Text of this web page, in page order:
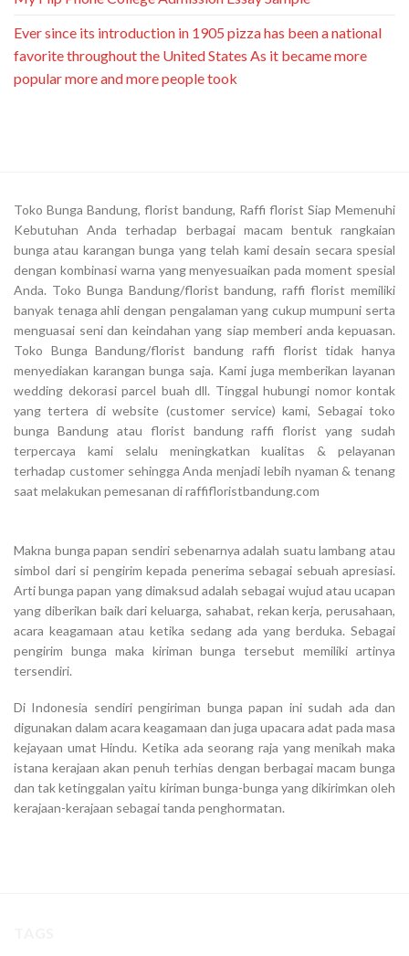
Ever since its introduction in 1905 pizza has been a national
favorite throughout the United States As it became more
popular more and more people took
Toko Bunga Bandung, florist bandung, Raffi florist Siap Memenuhi
Kebutuhan Anda terhadap berbagai macam bentuk rangkaian
bunga atau karangan bunga yang telah kami desain secara spesial
dengan kombinasi warna yang menyesuaikan pada moment spesial
Anda. Toko Bunga Bandung/florist bandung, raffi florist memiliki
banyak tenaga ahli dengan pengalaman yang cukup mumpuni serta
menguasai seni dan keindahan yang siap memberi anda kepuasan.
Toko Bunga Bandung/florist bandung raffi florist tidak hanya
menyediakan karangan bunga saja. Kami juga memberikan layanan
wedding dekorasi parcel buah dll. Tinggal hubungi nomor kontak
yang tertera di website (customer service) kami, Sebagai toko
bunga Bandung atau florist bandung raffi florist yang sudah
terpercaya kami selalu meningkatkan kualitas & pelayanan
terhadap customer sehingga Anda menjadi lebih nyaman & tenang
saat melakukan pemesanan di raffifloristbandung.com
Makna bunga papan sendiri sebenarnya adalah suatu lambang atau
simbol dari si pengirim kepada penerima sebagai sebuah apresiasi.
Arti bunga papan yang dimaksud adalah sebagai wujud atau ucapan
yang diberikan baik dari keluarga, sahabat, rekan kerja, perusahaan,
acara keagamaan atau ketika sedang ada yang berduka. Sebagai
pengirim bunga maka kiriman bunga tersebut memiliki artinya
tersendiri.
Di Indonesia sendiri pengiriman bunga papan ini sudah ada dan
digunakan dalam acara keagamaan dan juga upacara adat pada masa
kejayaan umat Hindu. Ketika ada seorang raja yang menikah maka
istana kerajaan akan penuh terhias dengan berbagai macam bunga
dan tak ketinggalan yaitu kiriman bunga-bunga yang dikirimkan oleh
kerajaan-kerajaan sebagai tanda penghormatan.